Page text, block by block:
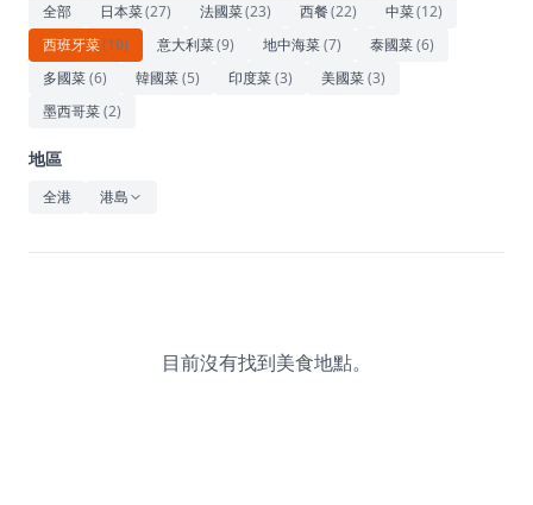
藝術文化
休閒
音樂
全部 日本菜(27) 法國菜(23) 西餐(22) 中菜(12)
西班牙菜(10) 意大利菜(9) 地中海菜(7) 泰國菜(6)
多國菜(6) 韓國菜(5) 印度菜(3) 美國菜(3)
墨西哥菜(2)
地區
全港 港島
目前沒有找到美食地點。